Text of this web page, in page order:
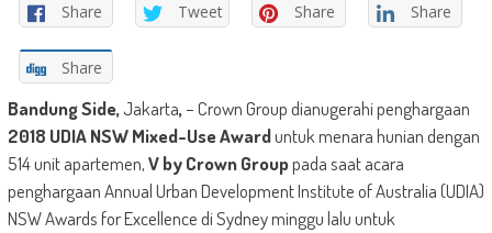
Share Tweet Share Share
Share
Bandung Side,Jakarta,– Crown Group dianugerahi penghargaan
2018 UDIA NSW Mixed-Use Awarduntuk menara hunian dengan
514 unit apartemen,V by Crown Grouppada saat acara
penghargaan Annual Urban Development Institute of Australia (UDIA)
NSW Awards for Excellence di Sydney minggu lalu untuk